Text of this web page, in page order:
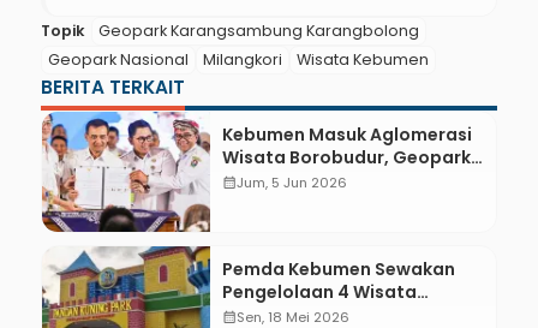
Topik
Geopark Karangsambung Karangbolong
Geopark Nasional
Milangkori Wisata Kebumen
BERITA TERKAIT
Kebumen Masuk Aglomerasi
Wisata Borobudur, Geopark
dan Pantai Jadi Destinasi
calendar_monthJum, 5 Jun 2026
Pemda Kebumen Sewakan
Pengelolaan 4 Wisata
Andalan: Dari Pandan Kuning
calendar_monthSen, 18 Mei 2026